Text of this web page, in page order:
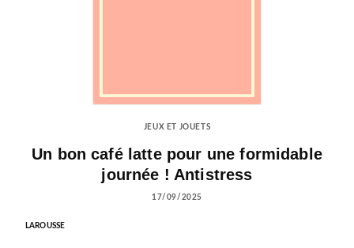
JEUX ET JOUETS
Un bon café latte pour une formidable
journée ! Antistress
17/09/2025
LAROUSSE